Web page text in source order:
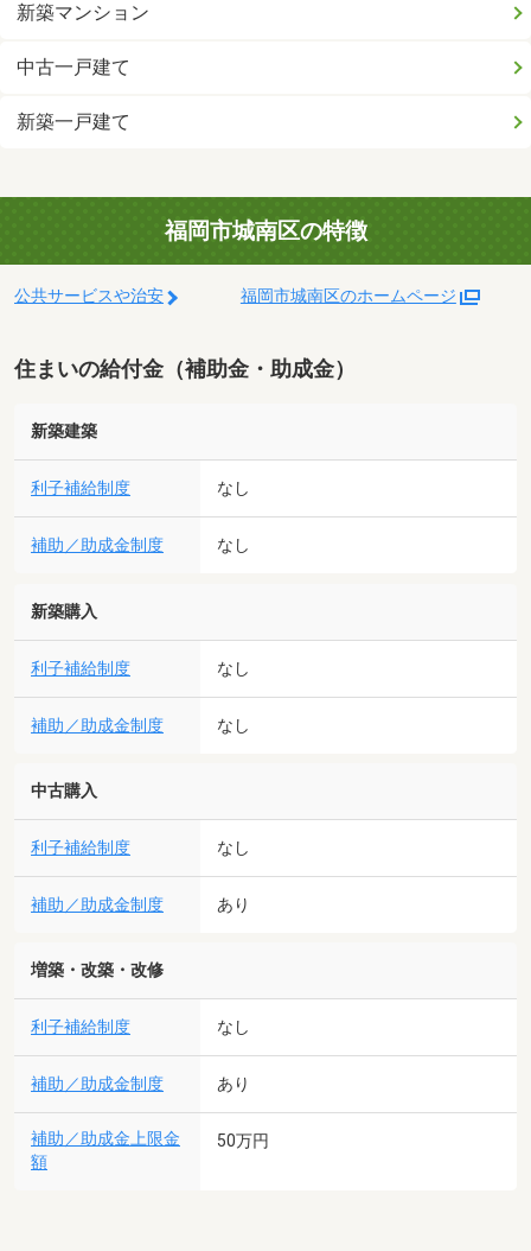
新築マンション
中古一戸建て
新築一戸建て
福岡市城南区の特徴
公共サービスや治安 福岡市城南区のホームページ
住まいの給付金（補助金・助成金）
新築建築
利子補給制度 なし
補助／助成金制度 なし
新築購入
利子補給制度 なし
補助／助成金制度 なし
中古購入
利子補給制度 なし
補助／助成金制度 あり
増築・改築・改修
利子補給制度 なし
補助／助成金制度 あり
補助／助成金上限金
額
50万円